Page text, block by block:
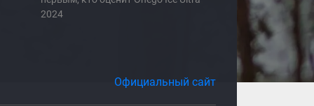
2024
Официальный сайт